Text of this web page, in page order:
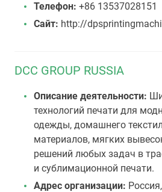
Телефон: +86 13537028151
Сайт: http://
DCC GROUP RUSSIA
Описание деятельности:
технологий печати для
одежды, домашнего
материалов, мягких
решений любых задач в
и сублимационной печати.
Адрес организации: